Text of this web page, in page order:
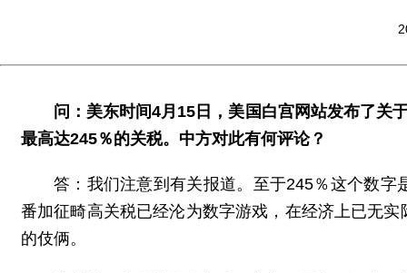
问：美东时间4月15日，美国白宫网站发布了关
最高达245％的关税。中方对此有何评论？
答：我们注意到有关报道。至于245％这个数
番加征畸高关税已经沦为数字游戏，在经济上已无
的伎俩。